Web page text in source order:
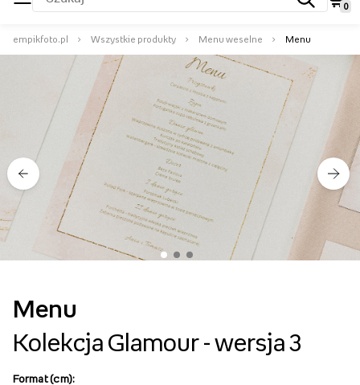
0
empikfoto.pl Wszystkie produkty Menu weselne Menu
Menu
Kolekcja Glamour - wersja 3
Format (cm):